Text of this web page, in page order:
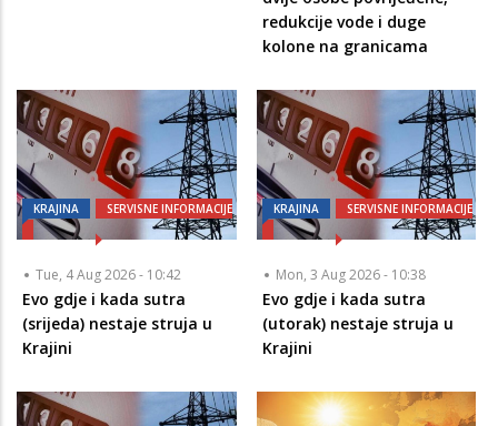
redukcije vode i duge
kolone na granicama
KRAJINA SERVISNE INFORMACIJE
Tue, 4 Aug 2026 - 10:42
Evo gdje i kada sutra
(srijeda) nestaje struja u
Krajini
KRAJINA SERVISNE INFORMACIJE
Mon, 3 Aug 2026 - 10:38
Evo gdje i kada sutra
(utorak) nestaje struja u
Krajini